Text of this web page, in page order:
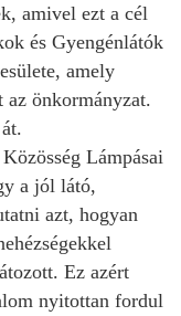
amivel ezt a cél
és Gyengénlátók
amely
az önkormányzat.
Lámpásai
a jól látó,
azt, hogyan
Ez azért
nyitottan fordul